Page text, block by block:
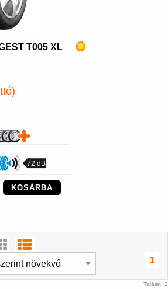
T005 XL
72 dB
KOSÁRBA
1
Találat: 2